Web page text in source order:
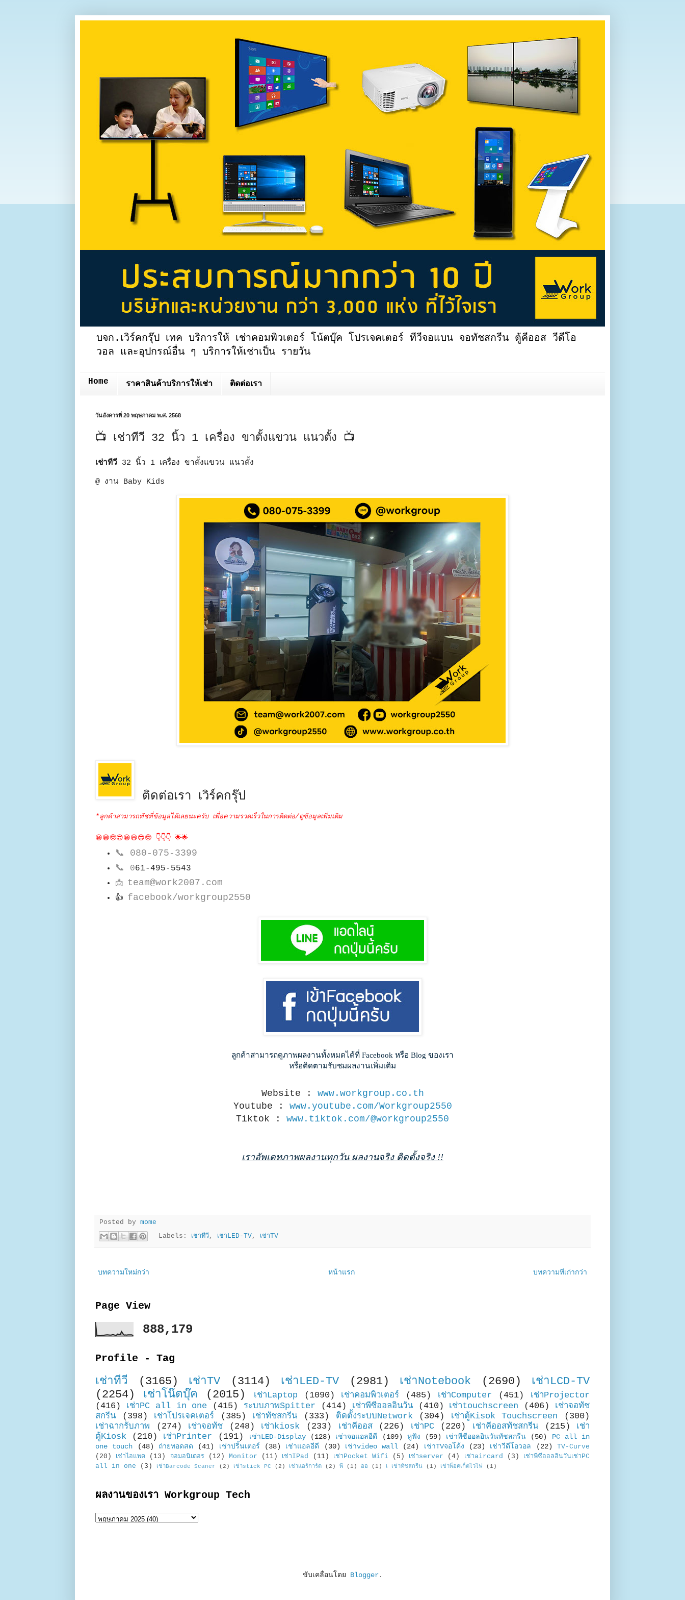
บจก.เวิร์คกรุ๊ป เทค บริการให้ เช่าคอมพิวเตอร์ โน้ตบุ๊ค โปรเจคเตอร์ ทีวีจอแบน จอทัชสกรีน ตู้คีออส วีดีโอ
วอล และอุปกรณ์อื่น ๆ บริการให้เช่าเป็น รายวัน
Home ราคาสินค้าบริการให้เช่า ติดต่อเรา
วันอังคารที่ 20 พฤษภาคม พ.ศ. 2568
📺 เช่าทีวี 32 นิ้ว 1 เครื่อง ขาตั้งแขวน แนวตั้ง 📺
เช่าทีวี 32 นิ้ว 1 เครื่อง ขาตั้งแขวน แนวตั้ง
@ งาน Baby Kids
ติดต่อเรา เวิร์คกรุ๊ป
*ลูกค้าสามารถทัชที่ข้อมูลได้เลยนะครับ เพื่อความรวดเร็วในการติดต่อ/ดูข้อมูลเพิ่มเติม
😀😁🤓😎😀😃😎🤓 👇👇👇 🌟🌟
📞 080-075-3399
📞
061-495-5543
📩 team@work2007.com
👍 facebook/workgroup2550
ลูกค้าสามารถดูภาพผลงานทั้งหมดได้ที่ Facebook หรือ Blog ของเรา
หรือติดตามรับชมผลงานเพิ่มเติม
Website : www.workgroup.co.th
Youtube : www.youtube.com/Workgroup2550
Tiktok : www.tiktok.com/@workgroup2550
เราอัพเดทภาพผลงานทุกวัน ผลงานจริง ติดตั้งจริง !!
Posted by mome
Labels:
เช่าทีวี, เช่าLED-TV, เช่าTV
บทความใหม่กว่า บทความที่เก่ากว่า
หน้าแรก
Page View
888,179
Profile - Tag
เช่าทีวี (3165) เช่าTV (3114) เช่าLED-TV (2981) เช่าNotebook (2690)
เช่าLCD-TV
(2254)
เช่าโน๊ตบุ๊ค (2015) เช่าLaptop (1090) เช่าคอมพิวเตอร์ (485) เช่าComputer (451)
เช่าProjector
(416)
เช่าPC all in one (415) ระบบภาพSpitter (414) เช่าพีซีออลอินวัน (410) เช่าtouchscreen (406)
เช่าจอทัช
สกรีน
(398) เช่าโปรเจคเตอร์ (385) เช่าทัชสกรีน (333) ติดตั้งระบบNetwork (304) เช่าตู้Kisok Touchscreen
(300)
เช่าฉากรับภาพ
(274) เช่าจอทัช (248) เช่าkiosk (233) เช่าคีออส (226) เช่าPC (220) เช่าคีออสทัชสกรีน (215)
เช่า
ตู้Kiosk
(210) เช่าPrinter (191) เช่าLED-Display (128) เช่าจอแอลอีดี (109) หูฟัง (59) เช่าพีซีออลอินวันทัชสกรีน (50)
PC all in
one touch
(48) ถ่ายทอดสด (41) เช่าปริ้นเตอร์ (38) เช่าแอลอีดี (30) เช่าvideo wall (24) เช่าTVจอโค้ง (23) เช่าวีดีโอวอล (22)
TV-Curve
(20)
เช่าไอแพด (13) จอมอนิเตอร (12) Monitor (11) เช่าIPad (11) เช่าPocket Wifi (5) เช่าserver (4) เช่าaircard (3)
เช่าพีซีออลอินวันเช่าPC
all in one
(3) เช่าBarcode Scaner (2) เช่าstick PC (2) เช่าแอร์การ์ด (2) พี (1) ออ (1) เ เช่าทัชสกรีน (1) เช่าพ็อคเก็ตไวไฟ (1)
ผลงานของเรา Workgroup Tech
ขับเคลื่อนโดย Blogger.